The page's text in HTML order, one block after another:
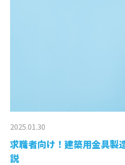
2025.01.30
求職者向け！建築用金具製
説